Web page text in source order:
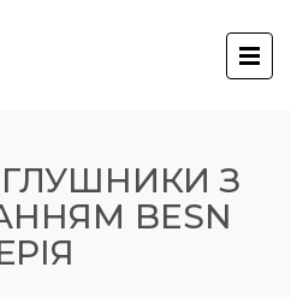
З
BESN